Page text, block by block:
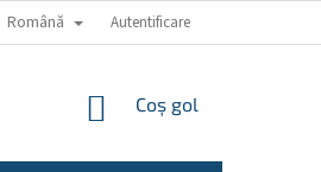
Română Autentificare
COŞ
CUMPĂRĂTURI
Coş gol